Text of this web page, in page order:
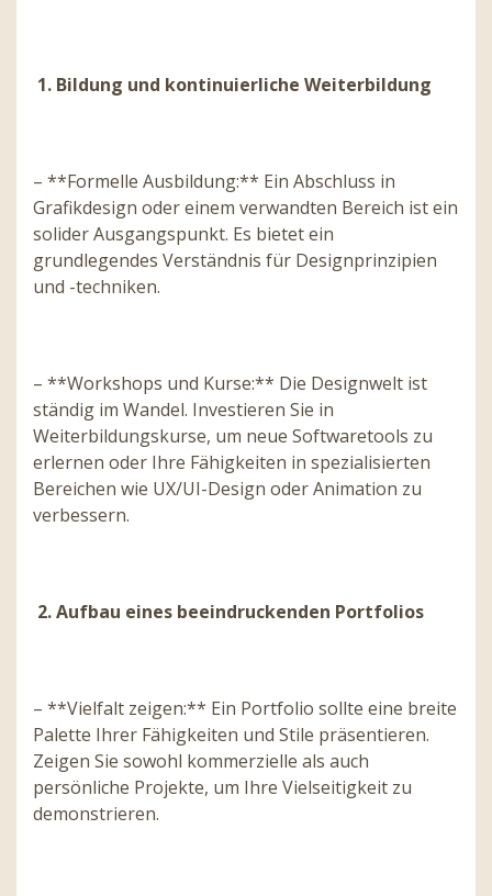
1. Bildung und kontinuierliche Weiterbildung
– **Formelle Ausbildung:** Ein Abschluss in
Grafikdesign oder einem verwandten Bereich ist ein
solider Ausgangspunkt. Es bietet ein
grundlegendes Verständnis für Designprinzipien
und -techniken.
– **Workshops und Kurse:** Die Designwelt ist
ständig im Wandel. Investieren Sie in
Weiterbildungskurse, um neue Softwaretools zu
erlernen oder Ihre Fähigkeiten in spezialisierten
Bereichen wie UX/UI-Design oder Animation zu
verbessern.
2. Aufbau eines beeindruckenden Portfolios
– **Vielfalt zeigen:** Ein Portfolio sollte eine breite
Palette Ihrer Fähigkeiten und Stile präsentieren.
Zeigen Sie sowohl kommerzielle als auch
persönliche Projekte, um Ihre Vielseitigkeit zu
demonstrieren.